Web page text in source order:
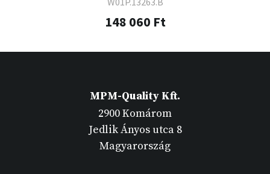
148 060 Ft
MPM-Quality Kft.
2900 Komárom
Jedlik Ányos utca 8
Magyarország